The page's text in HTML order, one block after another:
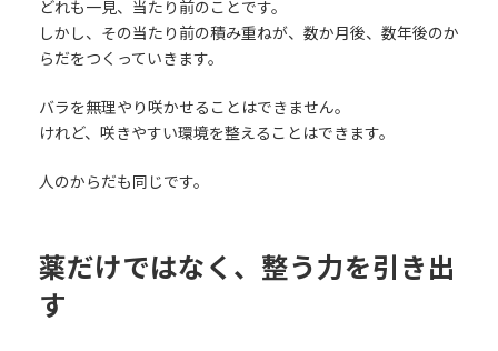
どれも一見、当たり前のことです。
しかし、その当たり前の積み重ねが、数か月後、数年後のか
らだをつくっていきます。
バラを無理やり咲かせることはできません。
けれど、咲きやすい環境を整えることはできます。
人のからだも同じです。
薬だけではなく、整う力を引き出
す